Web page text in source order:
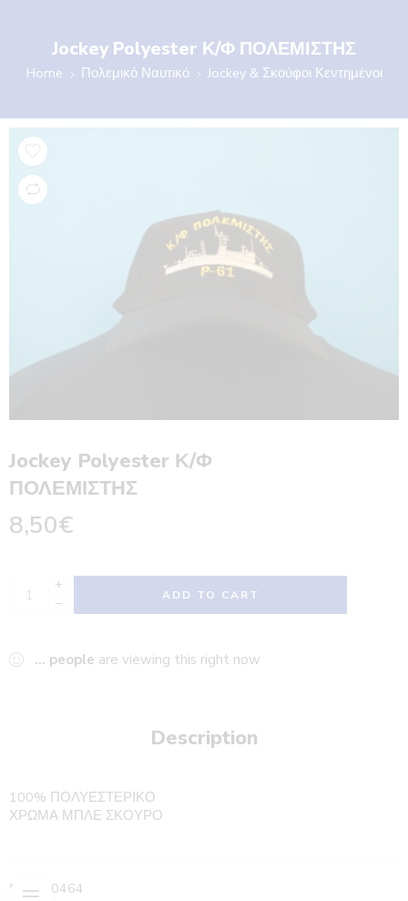
Jockey Polyester Κ/Φ ΠΟΛΕΜΙΣΤΗΣ
Home Πολεμικό Ναυτικό Jockey & Σκούφοι Κεντημένοι
Jockey Polyester Κ/Φ
ΠΟΛΕΜΙΣΤΗΣ
8,50€
+
−
ADD TO CART
... people are viewing this right now
Description
100% ΠΟΛΥΕΣΤΕΡΙΚΟ
ΧΡΩΜΑ ΜΠΛΕ ΣΚΟΥΡΟ
SKU: A0464